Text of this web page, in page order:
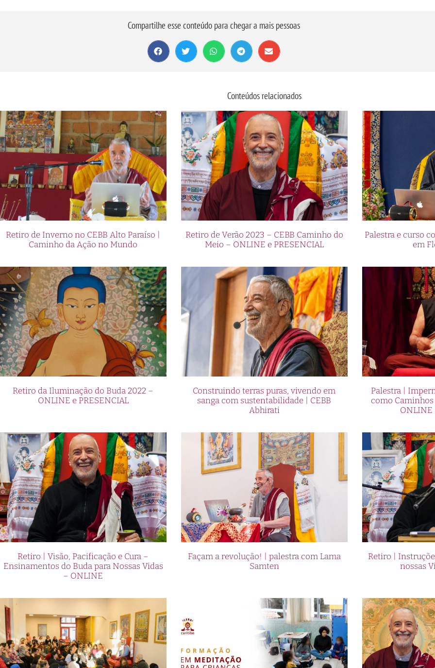
Compartilhe esse conteúdo para chegar a mais pessoas
Conteúdos relacionados
Retiro de Inverno no CEBB Alto Paraíso |
Caminho da Ação no Mundo
Retiro de Verão 2023 – CEBB Caminho do
Meio – ONLINE e PRESENCIAL
Palestra e curso
em
Retiro da Iluminação do Buda 2022 –
ONLINE e PRESENCIAL
Construindo terras puras, vivendo em
sanga com sustentabilidade | CEBB
Abhirati
Palestra |
como
ONLINE
Retiro | Visão, Pacificação e Cura –
Ensinamentos do Buda para Nossas Vidas
– ONLINE
Façam a revolução! | palestra com Lama
Samten
Retiro |
nossas